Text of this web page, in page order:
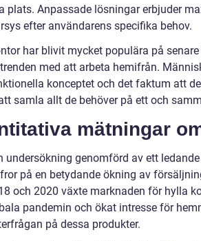
plats. Anpassade lösningar erbjuder
efter användarens specifika behov.
har blivit mycket populära på
med att arbeta hemifrån.
konceptet och det faktum att
samla allt de behöver på ett och
mätningar
undersökning genomförd av ett
på en betydande ökning av
och 2020 växte marknaden för hylla
pandemin och ökat intresse för
på dessa produkter.